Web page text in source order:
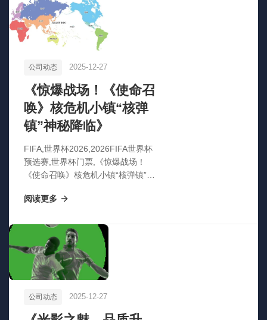
公司动态 2025-12-27
《惊爆战场！《使命召
唤》核危机小镇“核弹
镇”神秘降临》
FIFA,世界杯2026,2026FIFA世界杯
预选赛,世界杯门票,《惊爆战场！
《使命召唤》核危机小镇“核弹镇”神
阅读更多
公司动态 2025-12-27